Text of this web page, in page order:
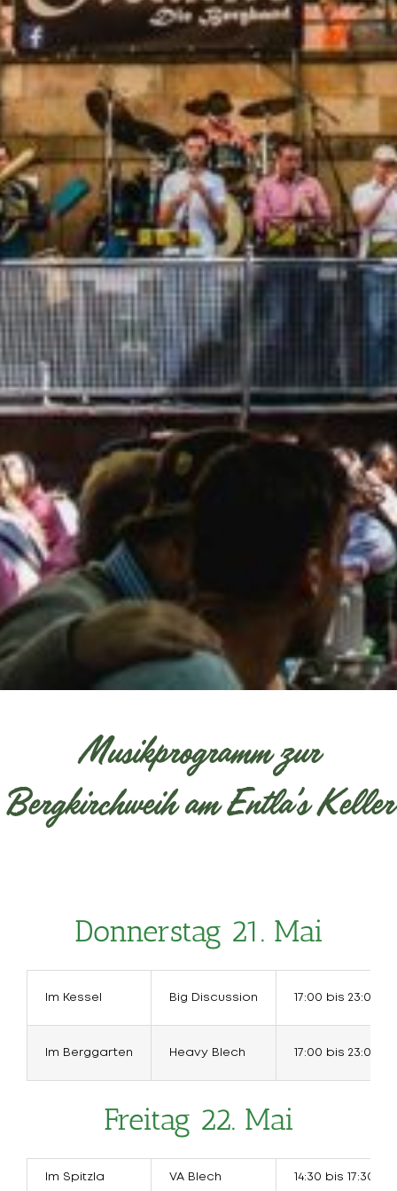
Musikprogramm zur
Bergkirchweih am Entla’s Keller
Donnerstag 21. Mai
Im Kessel Big Discussion 17:00 bis 23:00
Im Berggarten Heavy Blech 17:00 bis 23:00
Freitag 22. Mai
Im Spitzla VA Blech 14:30 bis 17:30 Uhr